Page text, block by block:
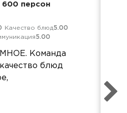
600 персон
Качество блюд5.00
5.00
Команда
блюд